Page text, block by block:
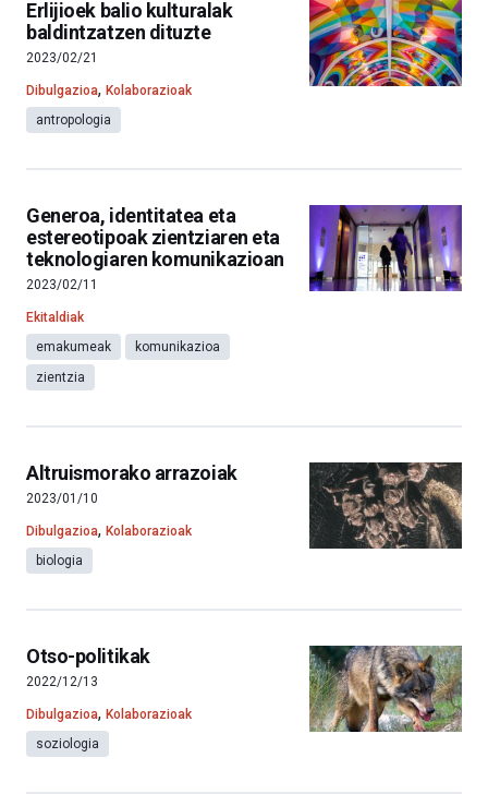
Erlijioek balio kulturalak
baldintzatzen dituzte
2023/02/21
Dibulgazioa, Kolaborazioak
antropologia
Generoa, identitatea eta
estereotipoak zientziaren eta
teknologiaren komunikazioan
2023/02/11
Ekitaldiak
emakumeak
komunikazioa
zientzia
Altruismorako arrazoiak
2023/01/10
Dibulgazioa, Kolaborazioak
biologia
Otso-politikak
2022/12/13
Dibulgazioa, Kolaborazioak
soziologia